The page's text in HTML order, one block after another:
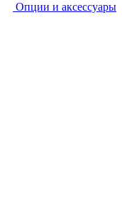
Опции и аксессуары